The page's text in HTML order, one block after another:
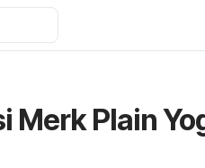
Merk Plain